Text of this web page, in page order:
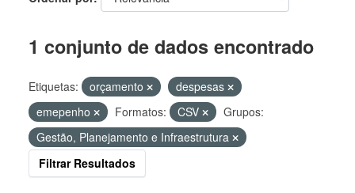
1 conjunto de dados encontrado
Etiquetas: orçamento
despesas
emepenho
Formatos: CSV
Grupos:
Gestão, Planejamento e Infraestrutura
Filtrar Resultados